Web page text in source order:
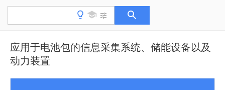
应用于电池包的信息采集系统、储能设备以及
动力装置